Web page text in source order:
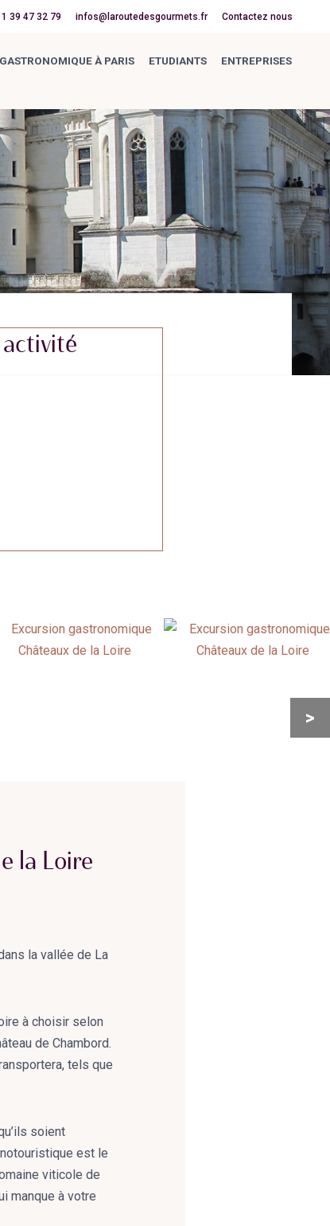
39 47 32 79 infos@laroutedesgourmets.fr Contactez nous
À PARIS ETUDIANTS
ENTREPRISES
>
la Loire
la vallée de La
à choisir selon
de Chambord.
tels que
soient
est le
viticole de
manque à votre